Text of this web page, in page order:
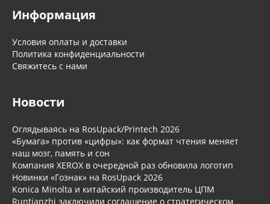
Информация
Условия оплаты и доставки
Политика конфиденциальности
Свяжитесь с нами
Новости
Оглядываясь на RosUpack/Printech 2026
«Бумага» против «цифры»: как формат чтения меняет
наш мозг, память и сон
Компания XEROX в очередной раз обновила логотип
Новинки «Гознак» на RosUpack 2026
Konica Minolta и китайский производитель ЦПМ
Runtianzhi заключили соглашение о стратегическом